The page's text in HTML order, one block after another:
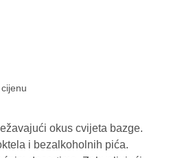
okus cvijeta bazge.
i bezalkoholnih pića.